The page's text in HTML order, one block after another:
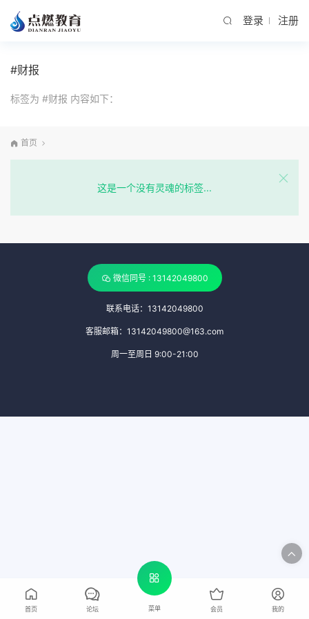
登录 注册
#财报
标签为 #财报 内容如下：
首页
这是一个没有灵魂的标签...
微信同号 : 13142049800
联系电话：13142049800
客服邮箱：13142049800@163.com
周一至周日 9:00-21:00
首页 论坛 菜单 会员 我的